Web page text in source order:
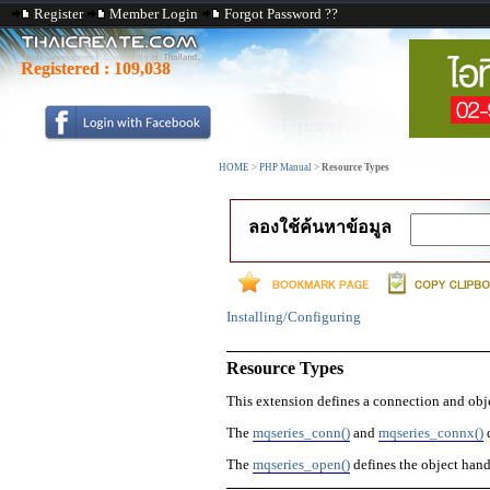
Register Member Login Forgot Password ??
Registered : 109,038
HOME > PHP Manual > Resource Types
ลองใช้ค้นหาข้อมูล
Installing/Configuring
Resource Types
This extension defines a connection and
The mqseries_conn()and mqseries_connx()
The mqseries_open()defines the object